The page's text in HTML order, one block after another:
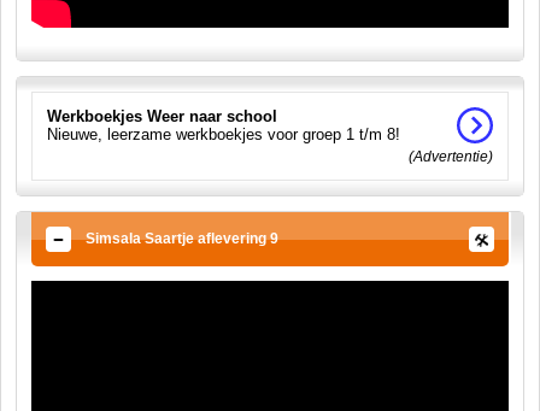
Werkboekjes Weer naar school
Nieuwe, leerzame werkboekjes voor groep 1 t/m 8!
(Advertentie)
Simsala Saartje aflevering 9